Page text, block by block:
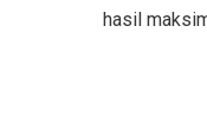
hasil